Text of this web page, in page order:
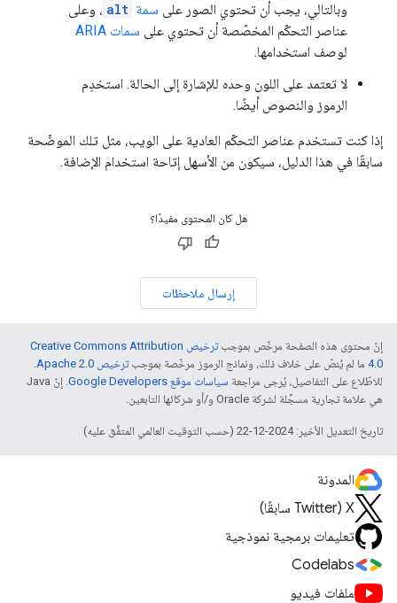
وبالتالي، يجب أن تحتوي الصور على سمة alt ، وعلى
عناصر التحكّم المخصّصة أن تحتوي على سمات ARIA
لوصف استخدامها.
لا تعتمد على اللون وحده للإشارة إلى الحالة. استخدِم
الرموز والنصوص أيضًا.
إذا كنت تستخدم عناصر التحكّم العادية على الويب، مثل تلك الموضّحة
سابقًا في هذا الدليل، سيكون من الأسهل إتاحة استخدام الإضافة.
هل كان المحتوى مفيدًا؟
إرسال ملاحظات
إنّ محتوى هذه الصفحة مرخّص بموجب
ترخيص Creative Commons Attribution
4.0‏ ما لم يُنصّ على خلاف ذلك، ونماذج الرموز مرخّصة بموجبترخيص Apache 2.0‏
.
للاطّلاع على التفاصيل، يُرجى مراجعة سياسات موقع Google Developers‏
. إنّ Java
هي علامة تجارية مسجَّلة لشركة Oracle و/أو شركائها التابعين.
تاريخ التعديل الأخير: 2024-12-22 (حسب التوقيت العالمي المتفَّق عليه)
المدونة
‫X ‏(Twitter سابقًا)
تعليمات برمجية نموذجية
Codelabs
ملفات فيديو